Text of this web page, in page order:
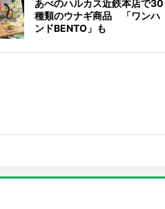
あべのハルカス近鉄本店で30
種類のウナギ商品 「ワンハ
ンドBENTO」も